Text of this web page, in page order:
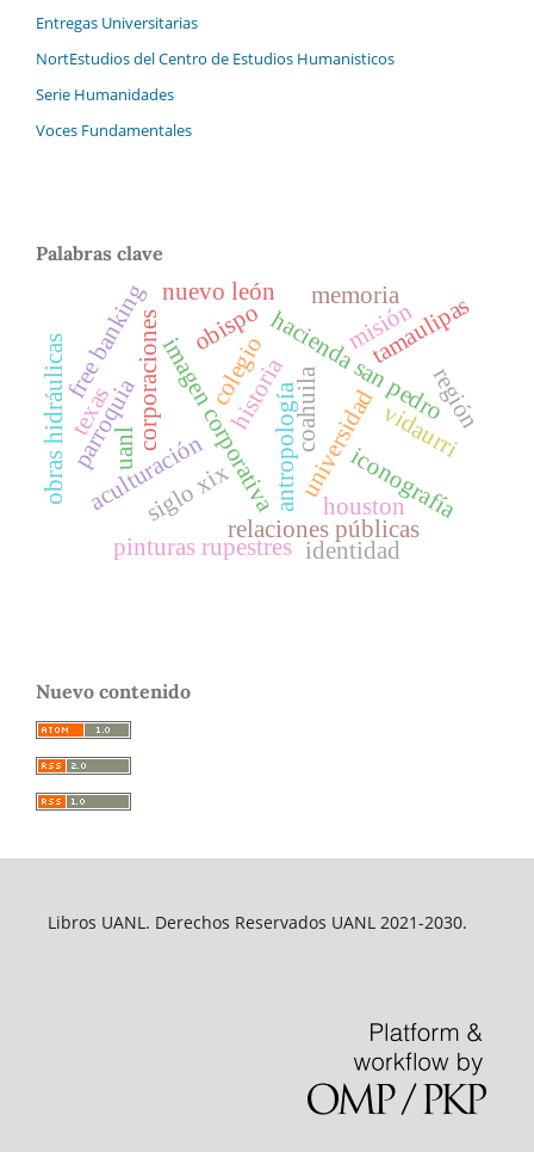
Entregas Universitarias
NortEstudios del Centro de Estudios Humanisticos
Serie Humanidades
Voces Fundamentales
Palabras clave
hacienda san pedro
universidad
historia
imagen corporativa
relaciones públicas
corporaciones
siglo xix antropología
aculturación iconografía
pinturas rupestres
misión
colegio
obispo
parroquia vidaurri
nuevo león tamaulipas
coahuila
free banking
obras hidráulicas uanl
identidad
región
memoria
texas
houston
Nuevo contenido
Libros UANL. Derechos Reservados UANL 2021-2030.